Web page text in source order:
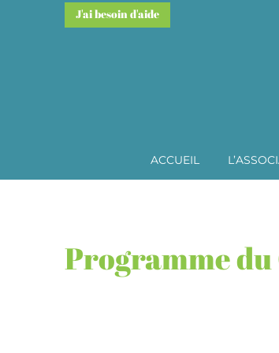
J'ai besoin d'aide
ACCUEIL
Programme